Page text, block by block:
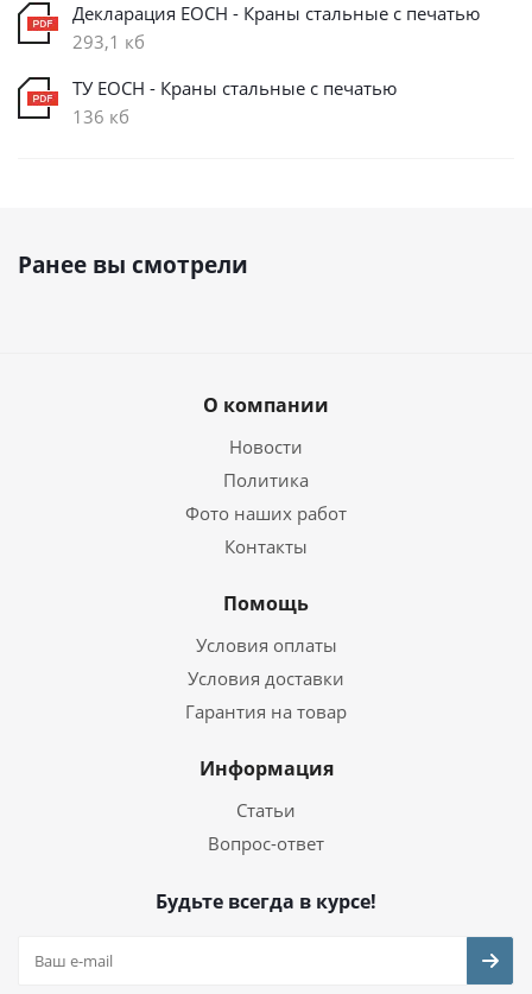
Декларация ЕОСН - Краны стальные с печатью
293,1 кб
ТУ ЕОСН - Краны стальные с печатью
136 кб
Ранее вы смотрели
О компании
Новости
Политика
Фото наших работ
Контакты
Помощь
Условия оплаты
Условия доставки
Гарантия на товар
Информация
Статьи
Вопрос-ответ
Будьте всегда в курсе!